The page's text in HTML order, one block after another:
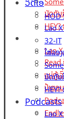
ນັດກັນ
HEY?
Podcasts
Lao
ແມ່ຕູ້ເ
ປ້າສອ
ວິດີໂອ
HOD
Lao
32-IT
ໃສ່ລອງ
ນັດກັນ
HEY?
Podcasts
Lao